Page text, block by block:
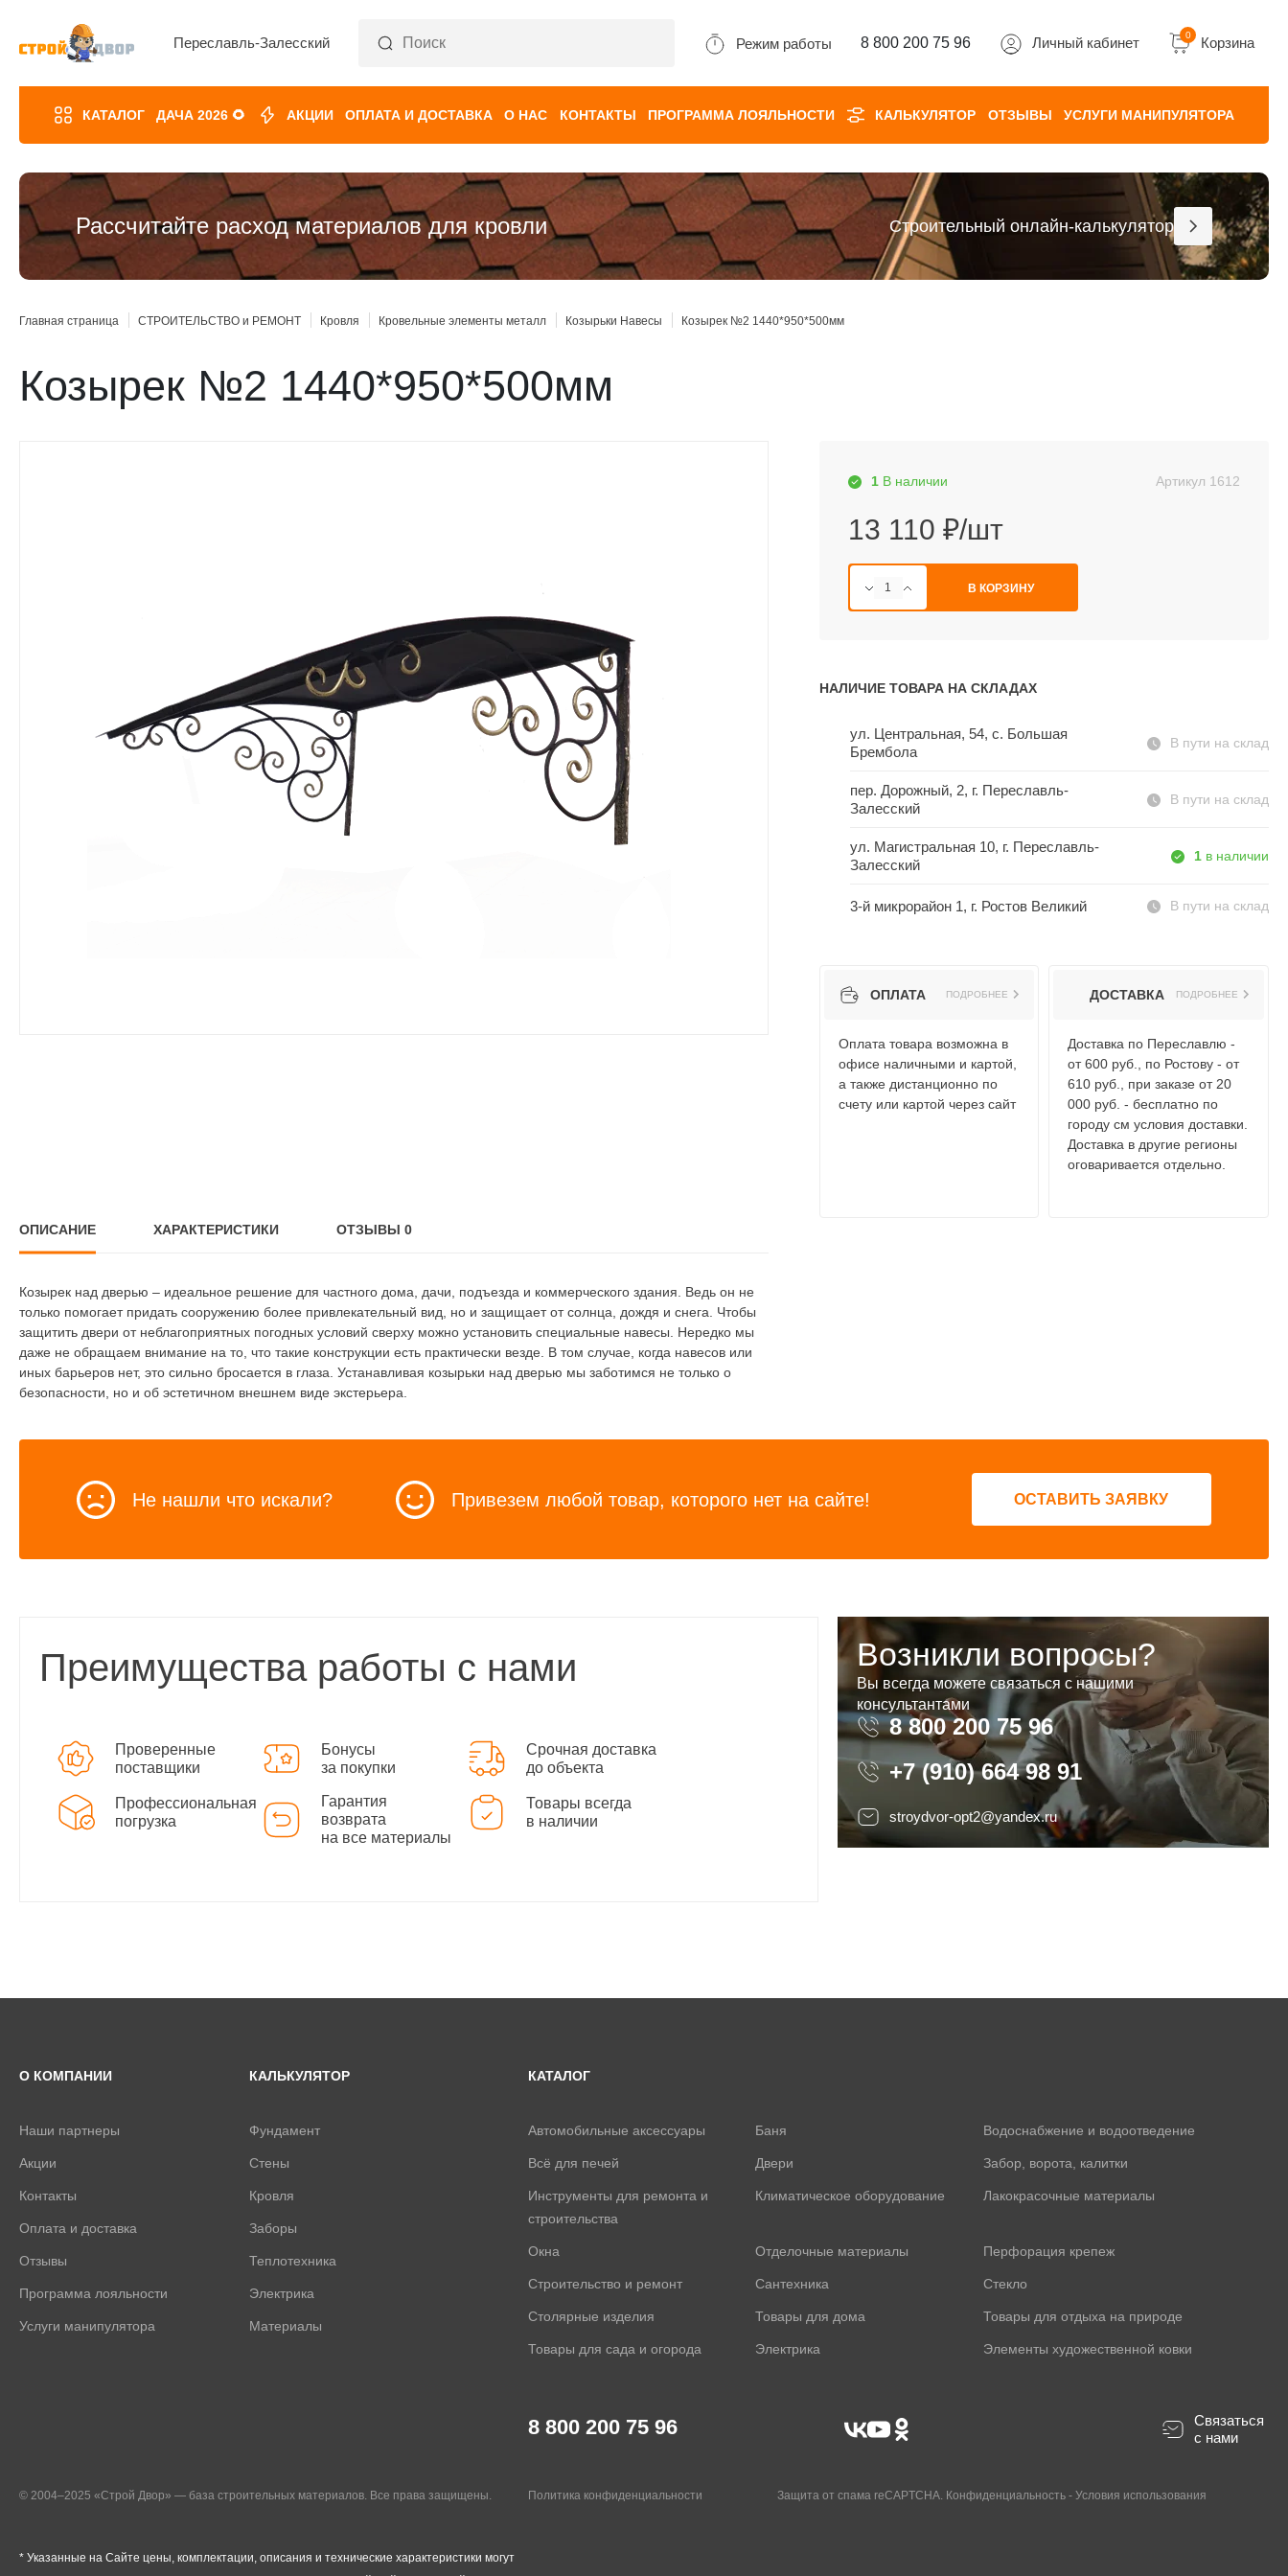
Переславль-Залесский Режим работы 8 800 200 75 96 Личный кабинет 0 Корзина
КАТАЛОГ ДАЧА 2026 🌻 АКЦИИ ОПЛАТА И ДОСТАВКА О НАС КОНТАКТЫ ПРОГРАММА ЛОЯЛЬНОСТИ КАЛЬКУЛЯТОР ОТЗЫВЫ УСЛУГИ МАНИПУЛЯТОРА
Рассчитайте расход материалов для кровли Строительный онлайн-калькулятор
Главная страница СТРОИТЕЛЬСТВО и РЕМОНТ Кровля Кровельные элементы металл Козырьки Навесы Козырек №2 1440*950*500мм
Козырек №2 1440*950*500мм
1 В наличии Артикул 1612
13 110 ₽/шт
В КОРЗИНУ
НАЛИЧИЕ ТОВАРА НА СКЛАДАХ
ул. Центральная, 54, c. Большая
Брембола
В пути на склад
пер. Дорожный, 2, г. Переславль-
Залесский
В пути на склад
ул. Магистральная 10, г. Переславль-
Залесский
1 в наличии
3-й микрорайон 1, г. Ростов Великий В пути на склад
ОПЛАТА ПОДРОБНЕЕ
Оплата товара возможна в
офисе наличными и картой,
а также дистанционно по
счету или картой через сайт
ДОСТАВКА ПОДРОБНЕЕ
Доставка по Переславлю -
от 600 руб., по Ростову - от
610 руб., при заказе от 20
000 руб. - бесплатно по
городу см условия доставки.
Доставка в другие регионы
оговаривается отдельно.
ОПИСАНИЕ ХАРАКТЕРИСТИКИ ОТЗЫВЫ 0
Козырек над дверью – идеальное решение для частного дома, дачи, подъезда и коммерческого здания. Ведь он не
только помогает придать сооружению более привлекательный вид, но и защищает от солнца, дождя и снега. Чтобы
защитить двери от неблагоприятных погодных условий сверху можно установить специальные навесы. Нередко мы
даже не обращаем внимание на то, что такие конструкции есть практически везде. В том случае, когда навесов или
иных барьеров нет, это сильно бросается в глаза. Устанавливая козырьки над дверью мы заботимся не только о
безопасности, но и об эстетичном внешнем виде экстерьера.
Не нашли что искали? Привезем любой товар, которого нет на сайте! ОСТАВИТЬ ЗАЯВКУ
Преимущества работы с нами
Проверенные
поставщики
Бонусы
за покупки
Срочная доставка
до объекта
Профессиональная
погрузка
Гарантия
возврата
на все материалы
Товары всегда
в наличии
Возникли вопросы?
Вы всегда можете связаться с нашими
консультантами
8 800 200 75 96 8 800 200 75 96
+7 (910) 664 98 91
stroydvor-opt2@yandex.ru
О КОМПАНИИ
Наши партнеры
Акции
Контакты
Оплата и доставка
Отзывы
Программа лояльности
Услуги манипулятора
КАЛЬКУЛЯТОР
Фундамент
Стены
Кровля
Заборы
Теплотехника
Электрика
Материалы
КАТАЛОГ
Автомобильные аксессуары Баня Водоснабжение и водоотведение
Всё для печей Двери Забор, ворота, калитки
Инструменты для ремонта и
строительства
Климатическое оборудование Лакокрасочные материалы
Окна Отделочные материалы Перфорация крепеж
Строительство и ремонт Сантехника Стекло
Столярные изделия Товары для дома Товары для отдыха на природе
Товары для сада и огорода Электрика Элементы художественной ковки
8 800 200 75 96
Связаться
с нами
© 2004–2025 «Строй Двор» — база строительных материалов. Все права защищены. Политика конфиденциальности Защита от спама reCAPTCHA. Конфиденциальность -Условия использования
* Указанные на Сайте цены, комплектации, описания и технические характеристики могут